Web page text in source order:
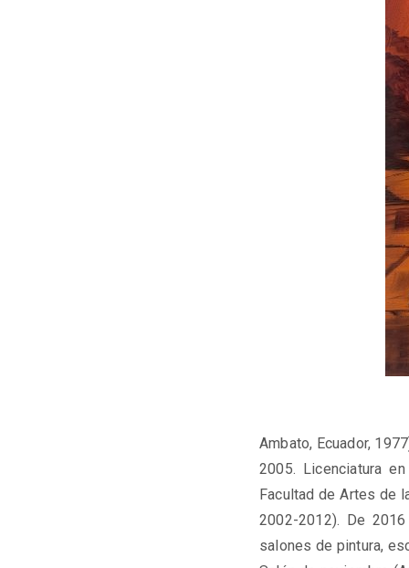
Ambato, Ecuador,
2005. Licenciatura
Facultad de Artes de
2002-2012). De
salones de pintura,